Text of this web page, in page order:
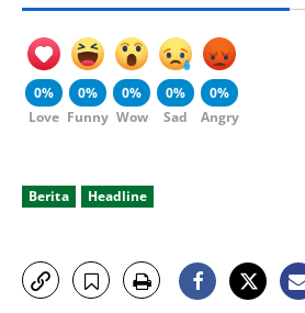
0%
Love
0%
Funny
0%
Wow
0%
Sad
0%
Angry
Berita Headline